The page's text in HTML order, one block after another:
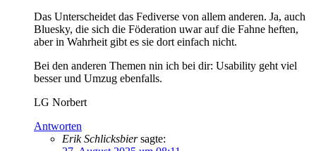
Das Unterscheidet das Fediverse von allem anderen. Ja, auch
Bluesky, die sich die Föderation uwar auf die Fahne heften,
aber in Wahrheit gibt es sie dort einfach nicht.
Bei den anderen Themen nin ich bei dir: Usability geht viel
besser und Umzug ebenfalls.
LG Norbert
Antworten
Erik Schlicksbier sagte: